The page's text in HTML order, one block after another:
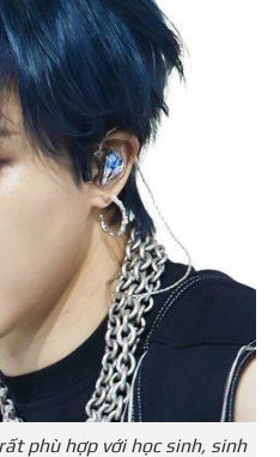
phù hợp với học sinh, sinh